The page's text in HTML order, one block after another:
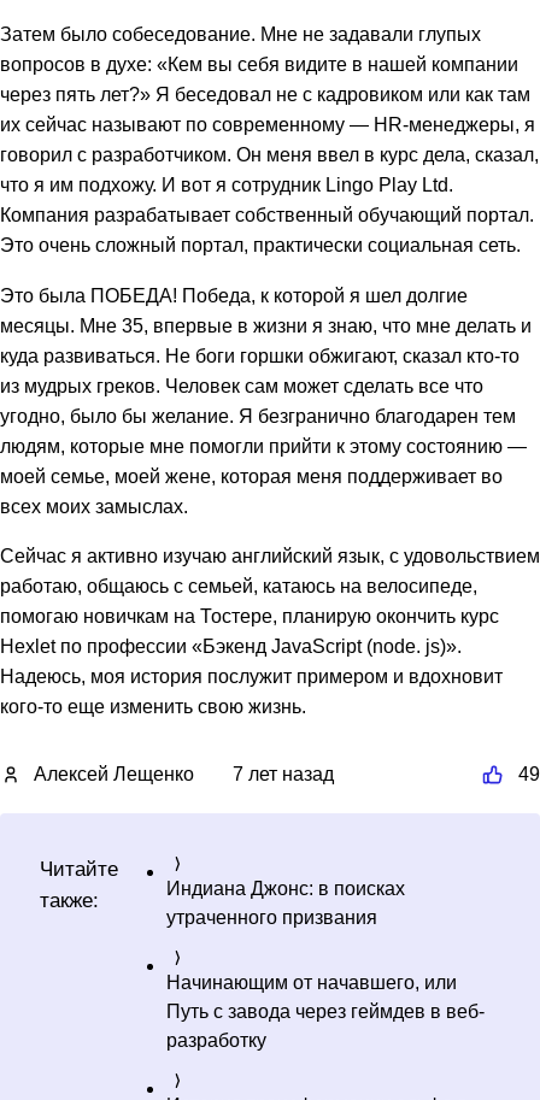
Затем было собеседование. Мне не задавали глупых
вопросов в духе: «Кем вы себя видите в нашей компании
через пять лет?» Я беседовал не с кадровиком или как там
их сейчас называют по современному — HR-менеджеры, я
говорил с разработчиком. Он меня ввел в курс дела, сказал,
что я им подхожу. И вот я сотрудник Lingo Play Ltd.
Компания разрабатывает собственный обучающий портал.
Это очень сложный портал, практически социальная сеть.
Это была ПОБЕДА! Победа, к которой я шел долгие
месяцы. Мне 35, впервые в жизни я знаю, что мне делать и
куда развиваться. Не боги горшки обжигают, сказал кто-то
из мудрых греков. Человек сам может сделать все что
угодно, было бы желание. Я безгранично благодарен тем
людям, которые мне помогли прийти к этому состоянию —
моей семье, моей жене, которая меня поддерживает во
всех моих замыслах.
Сейчас я активно изучаю английский язык, с удовольствием
работаю, общаюсь с семьей, катаюсь на велосипеде,
помогаю новичкам на Тостере, планирую окончить курс
Hexlet по профессии «Бэкенд JavaScript (node. js)».
Надеюсь, моя история послужит примером и вдохновит
кого-то еще изменить свою жизнь.
Алексей Лещенко 7 лет назад 49
Читайте
также:
Индиана Джонс: в поисках
утраченного призвания
Начинающим от начавшего, или
Путь с завода через геймдев в веб-
разработку